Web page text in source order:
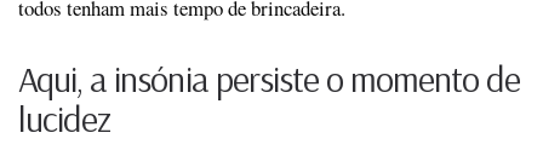
todos tenham mais tempo de brincadeira.
Aqui, a insónia persiste o momento de
lucidez